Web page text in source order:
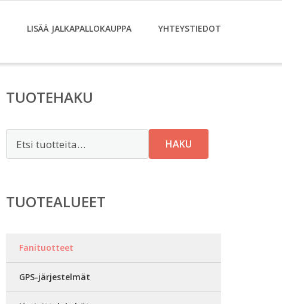
LISÄÄ JALKAPALLOKAUPPA YHTEYSTIEDOT
TUOTEHAKU
HAKU
TUOTEALUEET
Fanituotteet
GPS-järjestelmät